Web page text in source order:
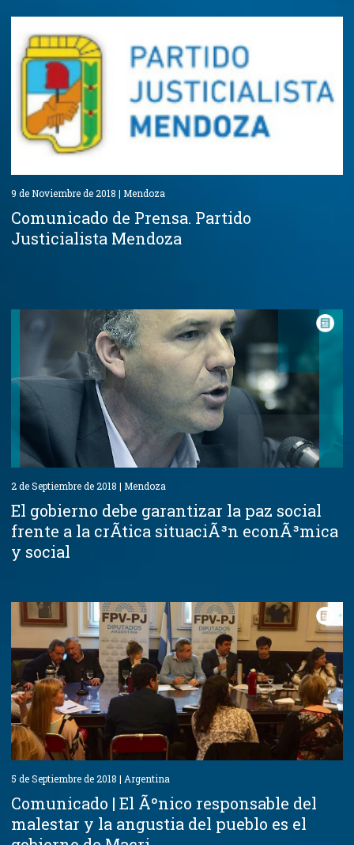
9 de Noviembre de 2018 | Mendoza
Comunicado de Prensa. Partido
Justicialista Mendoza
2 de Septiembre de 2018 | Mendoza
El gobierno debe garantizar la paz social
frente a la crÃ­tica situaciÃ³n econÃ³mica
y social
5 de Septiembre de 2018 | Argentina
Comunicado | El Ãºnico responsable del
malestar y la angustia del pueblo es el